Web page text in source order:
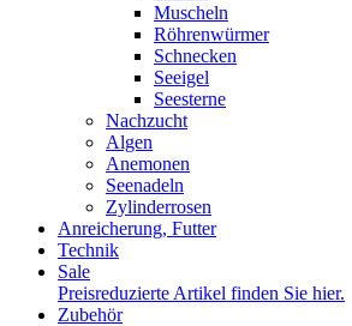
Muscheln
Röhrenwürmer
Schnecken
Seeigel
Seesterne
Nachzucht
Algen
Anemonen
Seenadeln
Zylinderrosen
Anreicherung, Futter
Technik
Sale
Preisreduzierte Artikel finden Sie hier.
Zubehör